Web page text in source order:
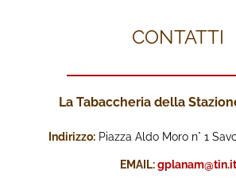
CONTATTI
La Tabaccheria della
Indirizzo:Piazza Aldo Moro n° 1
EMAIL: gplanam@tin.it